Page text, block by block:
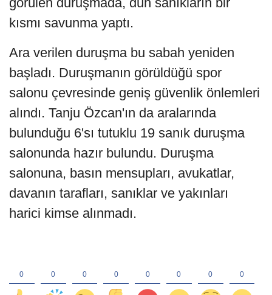
kısmı savunma yaptı.
Ara verilen duruşma bu sabah yeniden
başladı. Duruşmanın görüldüğü spor
salonu çevresinde geniş güvenlik önlemleri
alındı. Tanju Özcan'ın da aralarında
bulunduğu 6'sı tutuklu 19 sanık duruşma
salonunda hazır bulundu. Duruşma
salonuna, basın mensupları, avukatlar,
davanın tarafları, sanıklar ve yakınları
harici kimse alınmadı.